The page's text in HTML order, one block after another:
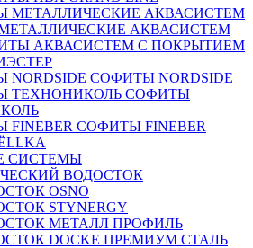
АКВАСИСТЕМ
АКВАСИСТЕМ С ПОКРЫТИЕМ
СОФИТЫ NORDSIDE
СОФИТЫ
СОФИТЫ FINEBER
СИСТЕМЫ
ВОДОСТОК
OSNO
STYNERGY
МЕТАЛЛ ПРОФИЛЬ
DOCKE ПРЕМИУМ СТАЛЬ